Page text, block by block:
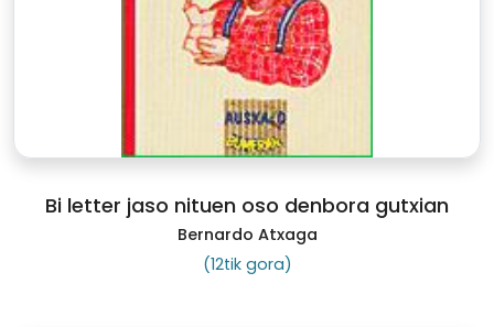
Bi letter jaso nituen oso denbora gutxian
Bernardo Atxaga
(12tik gora)